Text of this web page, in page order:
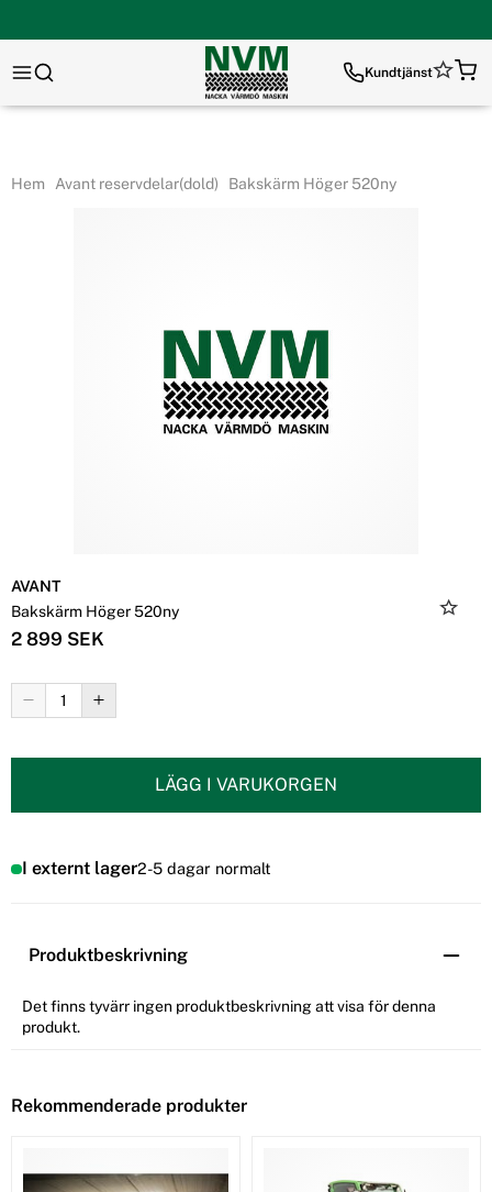
Kundtjänst
Hem Avant reservdelar(dold) Bakskärm Höger 520ny
AVANT
Bakskärm Höger 520ny
2 899 SEK
LÄGG I VARUKORGEN
I externt lager2-5 dagar normalt
Produktbeskrivning
Det finns tyvärr ingen produktbeskrivning att visa för denna
produkt.
Rekommenderade produkter